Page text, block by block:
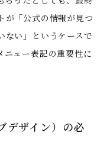
が「公式の情報が見つ
ない」というケースで
ニュー表記の重要性に
デザイン）の必